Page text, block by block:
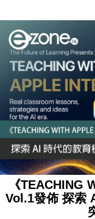
《TEACHING
Vol.1發佈 探索